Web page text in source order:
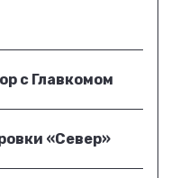
с Главкомом
«Север»